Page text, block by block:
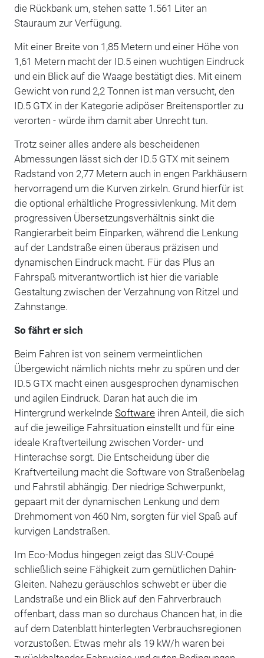
die Rückbank um, stehen satte 1.561 Liter an
Stauraum zur Verfügung.
Mit einer Breite von 1,85 Metern und einer Höhe von
1,61 Metern macht der ID.5 einen wuchtigen Eindruck
und ein Blick auf die Waage bestätigt dies. Mit einem
Gewicht von rund 2,2 Tonnen ist man versucht, den
ID.5 GTX in der Kategorie adipöser Breitensportler zu
verorten - würde ihm damit aber Unrecht tun.
Trotz seiner alles andere als bescheidenen
Abmessungen lässt sich der ID.5 GTX mit seinem
Radstand von 2,77 Metern auch in engen Parkhäusern
hervorragend um die Kurven zirkeln. Grund hierfür ist
die optional erhältliche Progressivlenkung. Mit dem
progressiven Übersetzungsverhältnis sinkt die
Rangierarbeit beim Einparken, während die Lenkung
auf der Landstraße einen überaus präzisen und
dynamischen Eindruck macht. Für das Plus an
Fahrspaß mitverantwortlich ist hier die variable
Gestaltung zwischen der Verzahnung von Ritzel und
Zahnstange.
So fährt er sich
Beim Fahren ist von seinem vermeintlichen
Übergewicht nämlich nichts mehr zu spüren und der
ID.5 GTX macht einen ausgesprochen dynamischen
und agilen Eindruck. Daran hat auch die im
Hintergrund werkelnde Softwareihren Anteil, die sich
auf die jeweilige Fahrsituation einstellt und für eine
ideale Kraftverteilung zwischen Vorder- und
Hinterachse sorgt. Die Entscheidung über die
Kraftverteilung macht die Software von Straßenbelag
und Fahrstil abhängig. Der niedrige Schwerpunkt,
gepaart mit der dynamischen Lenkung und dem
Drehmoment von 460 Nm, sorgten für viel Spaß auf
kurvigen Landstraßen.
Im Eco-Modus hingegen zeigt das SUV-Coupé
schließlich seine Fähigkeit zum gemütlichen Dahin-
Gleiten. Nahezu geräuschlos schwebt er über die
Landstraße und ein Blick auf den Fahrverbrauch
offenbart, dass man so durchaus Chancen hat, in die
auf dem Datenblatt hinterlegten Verbrauchsregionen
vorzustoßen. Etwas mehr als 19 kW/h waren bei